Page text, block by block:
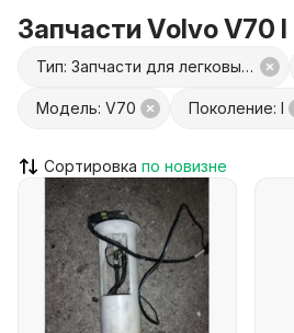
Запчасти Volvo V70
Тип: Запчасти для легковых авто
Модель: V70 Поколение: I
Сортировка